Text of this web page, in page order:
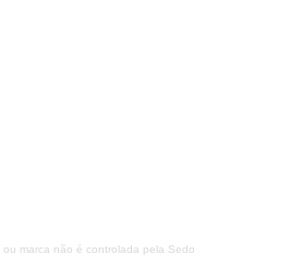
marca não é controlada pela Sedo